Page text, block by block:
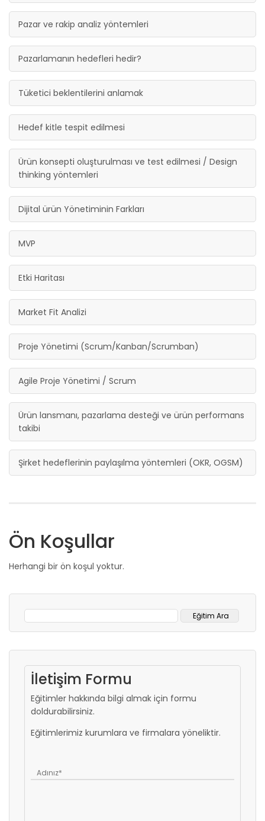
Pazar ve rakip analiz yöntemleri
Pazarlamanın hedefleri hedir?
Tüketici beklentilerini anlamak
Hedef kitle tespit edilmesi
Ürün konsepti oluşturulması ve test edilmesi / Design
thinking yöntemleri
Dijital ürün Yönetiminin Farkları
MVP
Etki Haritası
Market Fit Analizi
Proje Yönetimi (Scrum/Kanban/Scrumban)
Agile Proje Yönetimi / Scrum
Ürün lansmanı, pazarlama desteği ve ürün performans
takibi
Şirket hedeflerinin paylaşılma yöntemleri (OKR, OGSM)
Ön Koşullar
Herhangi bir ön koşul yoktur.
İletişim Formu
Eğitimler hakkında bilgi almak için formu
doldurabilirsiniz.
Eğitimlerimiz kurumlara ve firmalara yöneliktir.